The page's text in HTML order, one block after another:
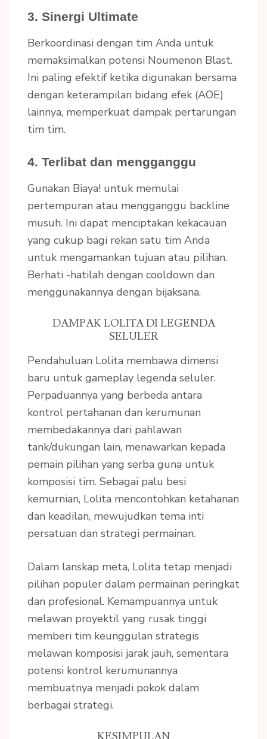
3. Sinergi Ultimate
Berkoordinasi dengan tim Anda untuk
memaksimalkan potensi Noumenon Blast.
Ini paling efektif ketika digunakan bersama
dengan keterampilan bidang efek (AOE)
lainnya, memperkuat dampak pertarungan
tim tim.
4. Terlibat dan mengganggu
Gunakan Biaya! untuk memulai
pertempuran atau mengganggu backline
musuh. Ini dapat menciptakan kekacauan
yang cukup bagi rekan satu tim Anda
untuk mengamankan tujuan atau pilihan.
Berhati -hatilah dengan cooldown dan
menggunakannya dengan bijaksana.
DAMPAK LOLITA DI LEGENDA
SELULER
Pendahuluan Lolita membawa dimensi
baru untuk gameplay legenda seluler.
Perpaduannya yang berbeda antara
kontrol pertahanan dan kerumunan
membedakannya dari pahlawan
tank/dukungan lain, menawarkan kepada
pemain pilihan yang serba guna untuk
komposisi tim. Sebagai palu besi
kemurnian, Lolita mencontohkan ketahanan
dan keadilan, mewujudkan tema inti
persatuan dan strategi permainan.
Dalam lanskap meta, Lolita tetap menjadi
pilihan populer dalam permainan peringkat
dan profesional. Kemampuannya untuk
melawan proyektil yang rusak tinggi
memberi tim keunggulan strategis
melawan komposisi jarak jauh, sementara
potensi kontrol kerumunannya
membuatnya menjadi pokok dalam
berbagai strategi.